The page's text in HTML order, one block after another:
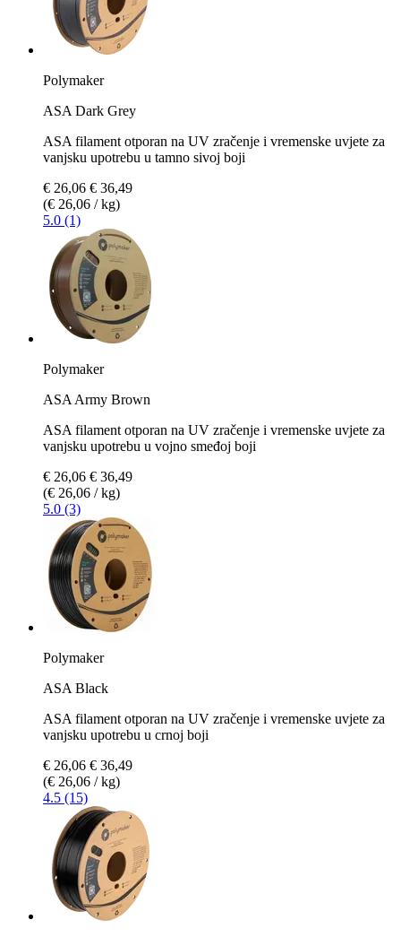
Polymaker
ASA Dark Grey
ASA filament otporan na UV zračenje i vremenske uvjete za
vanjsku upotrebu u tamno sivoj boji
€ 26,06 € 36,49
(€ 26,06 / kg)
5.0 (1)
Polymaker
ASA Army Brown
ASA filament otporan na UV zračenje i vremenske uvjete za
vanjsku upotrebu u vojno smeđoj boji
€ 26,06 € 36,49
(€ 26,06 / kg)
5.0 (3)
Polymaker
ASA Black
ASA filament otporan na UV zračenje i vremenske uvjete za
vanjsku upotrebu u crnoj boji
€ 26,06 € 36,49
(€ 26,06 / kg)
4.5 (15)